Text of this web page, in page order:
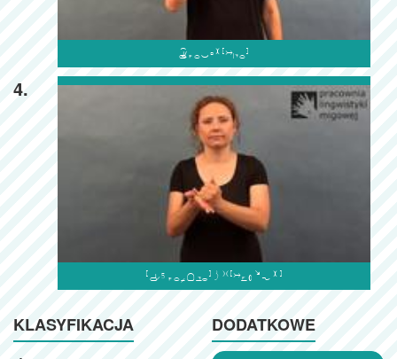

4.

KLASYFIKACJA DODATKOWE